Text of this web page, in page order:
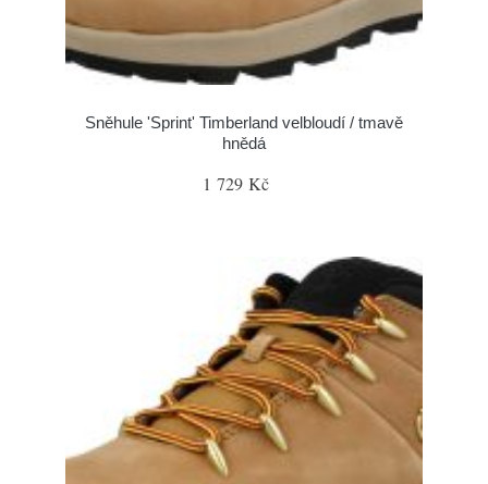
Sněhule 'Sprint' Timberland velbloudí / tmavě
hnědá
1 729 Kč